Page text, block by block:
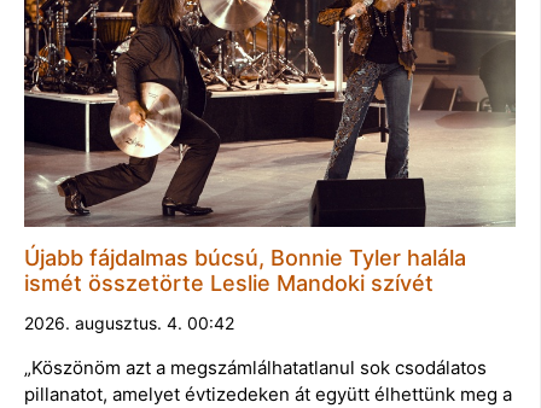
Újabb fájdalmas búcsú, Bonnie Tyler halála
ismét összetörte Leslie Mandoki szívét
2026. augusztus. 4. 00:42
„Köszönöm azt a megszámlálhatatlanul sok csodálatos
pillanatot, amelyet évtizedeken át együtt élhettünk meg a